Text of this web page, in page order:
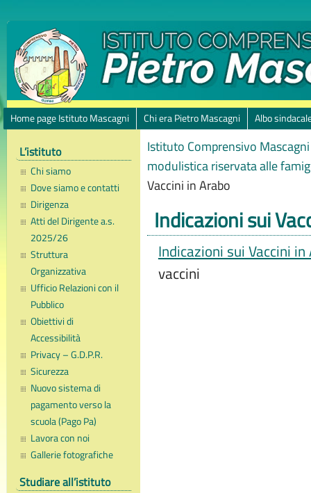
Home page Istituto Mascagni Chi era Pietro Mascagni Albo
L’istituto
Chi siamo
Dove siamo e contatti
Dirigenza
Atti del Dirigente a.s.
2025/26
Struttura
Organizzativa
Ufficio Relazioni con il
Pubblico
Obiettivi di
Accessibilità
Privacy – G.D.P.R.
Sicurezza
Nuovo sistema di
pagamento verso la
scuola (Pago Pa)
Lavora con noi
Gallerie fotografiche
Studiare all’istituto
Istituto Comprensivo
modulistica riservata alle
Vaccini in Arabo
Indicazioni sui
Indicazioni sui Vaccini in
vaccini